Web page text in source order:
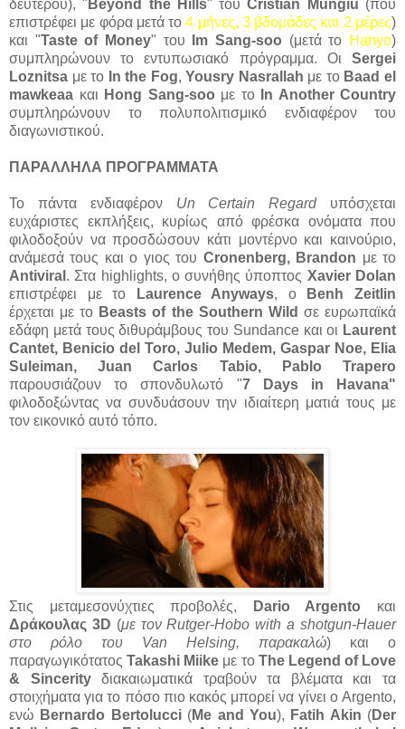
δεύτερου)," Beyond the Hills" τουCristian Mungiu (που
επιστρέφει με φόρα μετά το4 μήνες, 3 βδομάδες και 2 μέρες)
και "Taste of Money" του Im Sang-soo (μετά το Hanyo)
συμπληρώνουν το εντυπωσιακό πρόγραμμα. Οι Sergei
Loznitsa με το In the Fog,Yousry Nasrallah με το Baad el
mawkeaa και Hong Sang-soo με το
In Another Country
συμπληρώνουν το πολυπολιτισμικό ενδιαφέρον του
διαγωνιστικού.
ΠΑΡΑΛΛΗΛΑ ΠΡΟΓΡΑΜΜΑΤΑ
Το πάντα ενδιαφέρον Un Certain Regardυπόσχεται
ευχάριστες εκπλήξεις, κυρίως από φρέσκα ονόματα που
φιλοδοξούν να προσδώσουν κάτι μοντέρνο και καινούριο,
ανάμεσά τους και ο γιος του Cronenberg, Brandon με το
Antiviral . Στα highlights, o συνήθης ύποπτος Xavier Dolan
επιστρέφει με το
Laurence Anyways, o
Benh Zeitlin
έρχεται με το Beasts of the Southern Wild σε ευρωπαϊκά
εδάφη μετά τους διθυράμβους του Sundance και οι Laurent
Cantet, Benicio del Toro, Julio Medem, Gaspar Noe, Elia
Suleiman, Juan Carlos Tabio, Pablo Trapero
παρουσιάζουν το σπονδυλωτό "7 Days in Havana"
φιλοδοξώντας να συνδυάσουν την ιδιαίτερη ματιά τους με
τον εικονικό αυτό τόπο.
Στις μεταμεσονύχτιες προβολές, Dario Argento και
Δράκουλας 3D (με τον Rutger-Hobo with a shotgun-Hauer
στο ρόλο του Van Helsing, παρακαλώ) και ο
παραγωγικότατοςTakashi Miike με το The Legend of Love
& Sincerityδιακαιωματικά τραβούν τα βλέματα και τα
στοιχήματα για το πόσο πιο κακός μπορεί να γίνει ο Argento,
ενώ Bernardo Bertolucci(Me and You), Fatih Akin (Der